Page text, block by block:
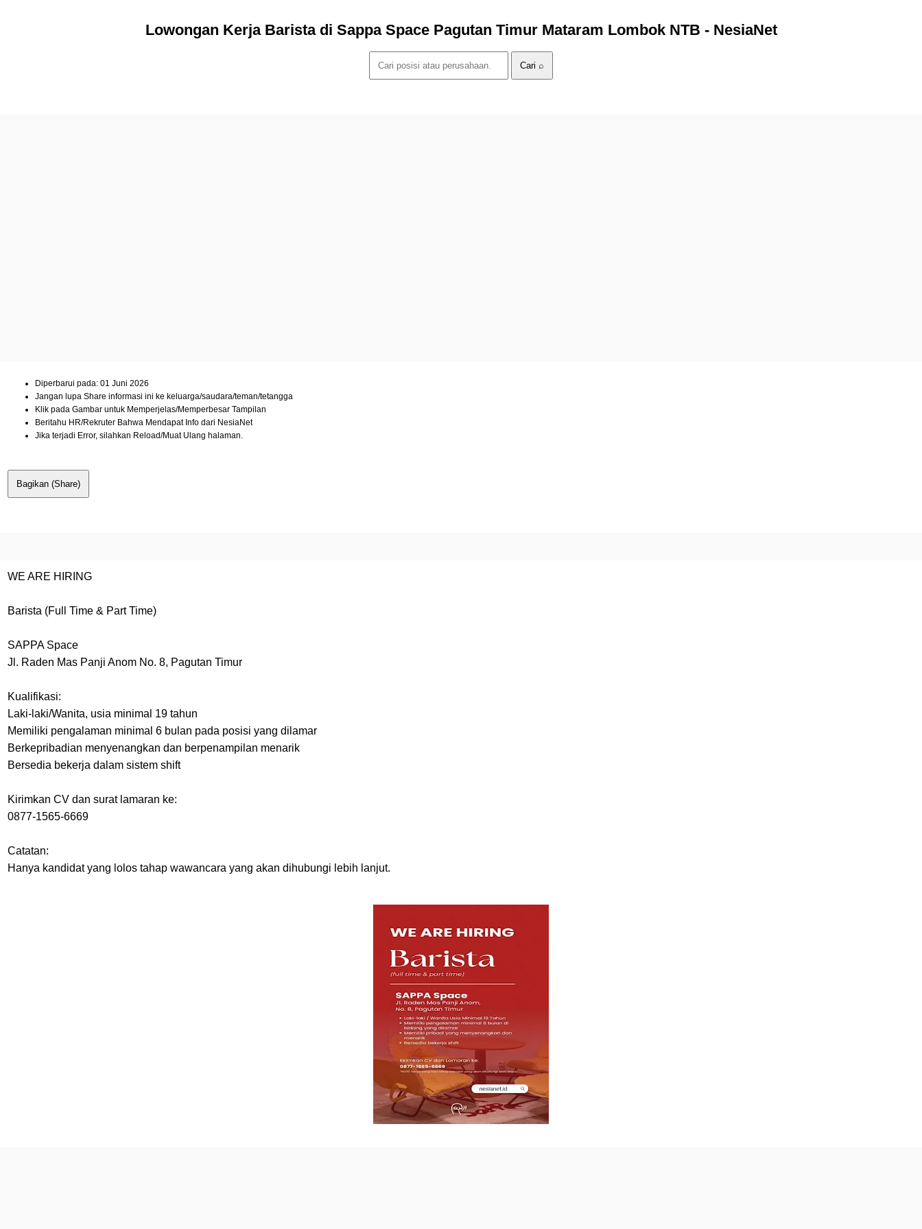
Lowongan Kerja Barista di Sappa Space Pagutan Timur Mataram Lombok NTB - NesiaNet
Cari ⌕
Diperbarui pada: 01 Juni 2026
Jangan lupa Share informasi ini ke keluarga/saudara/teman/tetangga
Klik pada Gambar untuk Memperjelas/Memperbesar Tampilan
Beritahu HR/Rekruter Bahwa Mendapat Info dari NesiaNet
Jika terjadi Error, silahkan Reload/Muat Ulang halaman.
Bagikan (Share)
WE ARE HIRING
Barista (Full Time & Part Time)
SAPPA Space
Jl. Raden Mas Panji Anom No. 8, Pagutan Timur
Kualifikasi:
Laki-laki/Wanita, usia minimal 19 tahun
Memiliki pengalaman minimal 6 bulan pada posisi yang dilamar
Berkepribadian menyenangkan dan berpenampilan menarik
Bersedia bekerja dalam sistem shift
Kirimkan CV dan surat lamaran ke:
0877-1565-6669
Catatan:
Hanya kandidat yang lolos tahap wawancara yang akan dihubungi lebih lanjut.